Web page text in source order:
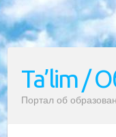
Ta’lim /
Портал об